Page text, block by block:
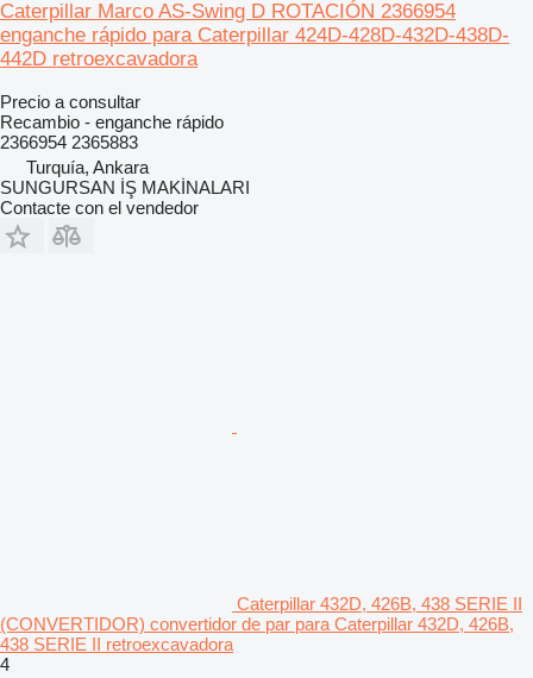
Caterpillar Marco AS-Swing D ROTACIÓN 2366954
enganche rápido para Caterpillar 424D-428D-432D-438D-
442D retroexcavadora
Precio a consultar
Recambio - enganche rápido
2366954 2365883
Turquía, Ankara
SUNGURSAN İŞ MAKİNALARI
Contacte con el vendedor
Caterpillar 432D, 426B, 438 SERIE II
(CONVERTIDOR) convertidor de par para Caterpillar 432D, 426B,
438 SERIE II retroexcavadora
4